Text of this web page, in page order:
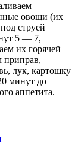
овощи (их
струей
5 — 7,
их горячей
приправ,
лук, картошку
минут до
аппетита.